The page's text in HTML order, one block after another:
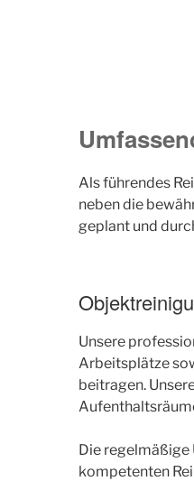
Als führendes
neben die
geplant und
Unsere
Arbeitsplätze
beitragen.
Die regelmäßige
kompetenten